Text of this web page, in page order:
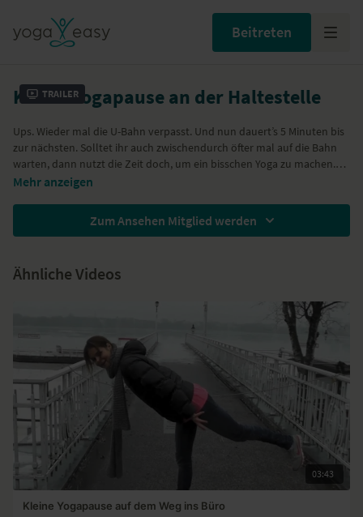
Beitreten
Trailer
Kleine Yogapause an der Haltestelle
Ups. Wieder mal die U-Bahn verpasst. Und nun dauert’s 5 Minuten bis
zur nächsten. Solltet ihr auch zwischendurch öfter mal auf die Bahn
warten, dann nutzt die Zeit doch, um ein bisschen Yoga zu machen.
Im Alltag, ohne Matte, ohne spezielle Kleidung, einfach so.
Wir zeigen Dir heute, wie Du in zwei Minuten eine entspannende und
Mehr anzeigen
Zum Ansehen Mitglied werden
Ähnliche Videos
03:43
Kleine Yogapause auf dem Weg ins Büro